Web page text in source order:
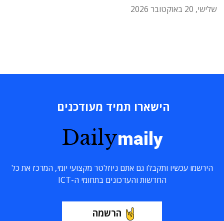
שלישי, 20 באוקטובר 2026
הישארו תמיד מעודכנים
Dailymaily
הירשמו עכשיו ותקבלו גם אתם ניוזלטר מקצועי יומי, המרכז את כל
החדשות והעדכונים בתחומי ה-ICT
הרשמה